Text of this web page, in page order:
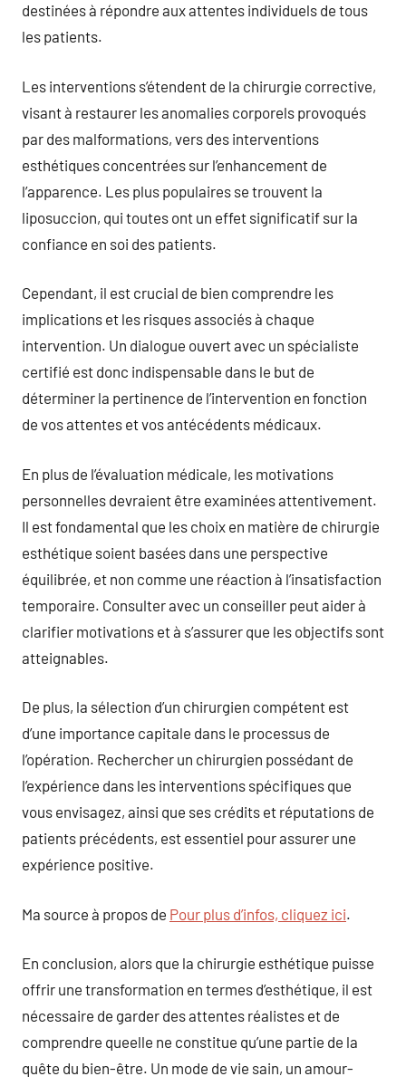
destinées à répondre aux attentes individuels de tous
les patients.
Les interventions s’étendent de la chirurgie corrective,
visant à restaurer les anomalies corporels provoqués
par des malformations, vers des interventions
esthétiques concentrées sur l’enhancement de
l’apparence. Les plus populaires se trouvent la
liposuccion, qui toutes ont un effet significatif sur la
confiance en soi des patients.
Cependant, il est crucial de bien comprendre les
implications et les risques associés à chaque
intervention. Un dialogue ouvert avec un spécialiste
certifié est donc indispensable dans le but de
déterminer la pertinence de l’intervention en fonction
de vos attentes et vos antécédents médicaux.
En plus de l’évaluation médicale, les motivations
personnelles devraient être examinées attentivement.
Il est fondamental que les choix en matière de chirurgie
esthétique soient basées dans une perspective
équilibrée, et non comme une réaction à l’insatisfaction
temporaire. Consulter avec un conseiller peut aider à
clarifier motivations et à s’assurer que les objectifs sont
atteignables.
De plus, la sélection d’un chirurgien compétent est
d’une importance capitale dans le processus de
l’opération. Rechercher un chirurgien possédant de
l’expérience dans les interventions spécifiques que
vous envisagez, ainsi que ses crédits et réputations de
patients précédents, est essentiel pour assurer une
expérience positive.
Ma source à propos de Pour plus d’infos, cliquez ici.
En conclusion, alors que la chirurgie esthétique puisse
offrir une transformation en termes d’esthétique, il est
nécessaire de garder des attentes réalistes et de
comprendre queelle ne constitue qu’une partie de la
quête du bien-être. Un mode de vie sain, un amour-